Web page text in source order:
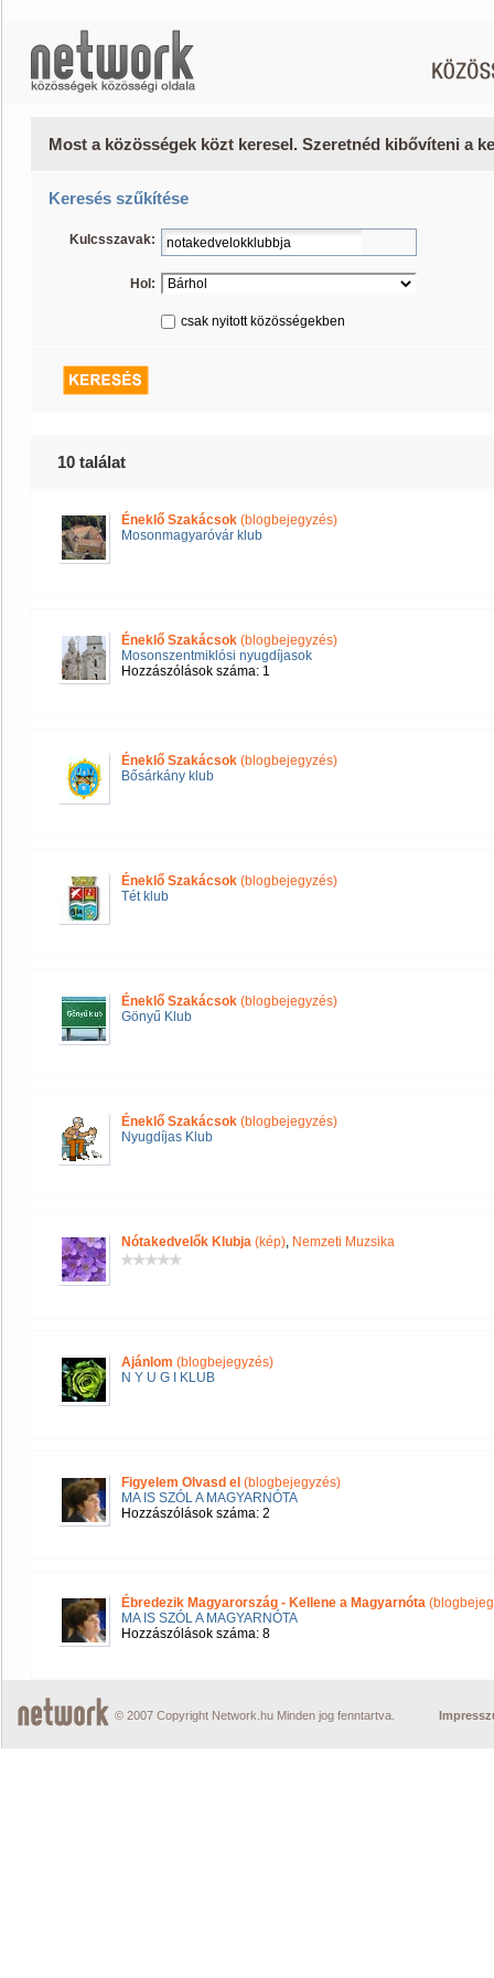
Most a közösségek közt keresel. Szeretnéd kibővíteni a
Keresés szűkítése
Kulcsszavak:
Hol:
csak nyitott közösségekben
10 találat
Éneklő Szakácsok (blogbejegyzés)
Mosonmagyaróvár klub
Éneklő Szakácsok (blogbejegyzés)
Mosonszentmiklósi nyugdíjasok
Hozzászólások száma: 1
Éneklő Szakácsok (blogbejegyzés)
Bősárkány klub
Éneklő Szakácsok (blogbejegyzés)
Tét klub
Éneklő Szakácsok (blogbejegyzés)
Gönyű Klub
Éneklő Szakácsok (blogbejegyzés)
Nyugdíjas Klub
Nótakedvelők Klubja (kép), Nemzeti Muzsika
Ajánlom (blogbejegyzés)
N Y U G I KLUB
Figyelem Olvasd el (blogbejegyzés)
MA IS SZÓL A MAGYARNÓTA
Hozzászólások száma: 2
Ébredezik Magyarország - Kellene a Magyarnóta
MA IS SZÓL A MAGYARNÓTA
Hozzászólások száma: 8
© 2007 Copyright Network.hu Minden jog fenntartva.